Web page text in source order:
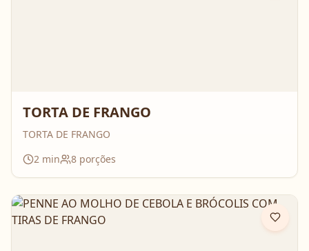
TORTA DE FRANGO
TORTA DE FRANGO
2 min 8 porções